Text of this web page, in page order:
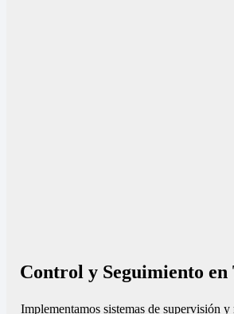
Control y Seguimiento en
Implementamos sistemas de supervisión